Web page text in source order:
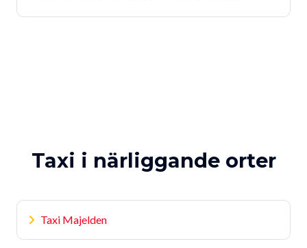
Taxi i närliggande orter
Taxi Majelden